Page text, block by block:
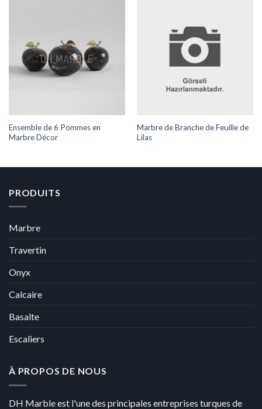
Ensemble de 6 Pommes en
Marbre Décor
Marbre de Branche de Feuille de
Lilas
PRODUITS
Marbre
Travertin
Onyx
Calcaire
Basalte
Escaliers
À PROPOS DE NOUS
DH Marble est l'une des principales entreprises turques de